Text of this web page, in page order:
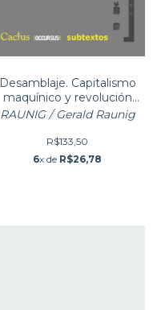
Desamblaje. Capitalismo
maquínico y revolución
molecular. Volumen 2
RAUNIG / Gerald Raunig
R$133,50
6x de R$26,78